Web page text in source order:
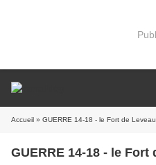
Accueil » GUERRE 14-18 - le Fort de Leveau
GUERRE 14-18 - le Fort